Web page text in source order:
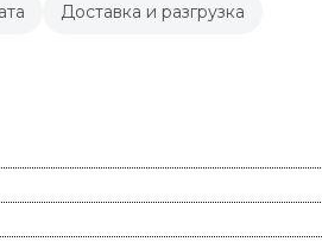
Доставка и разгрузка